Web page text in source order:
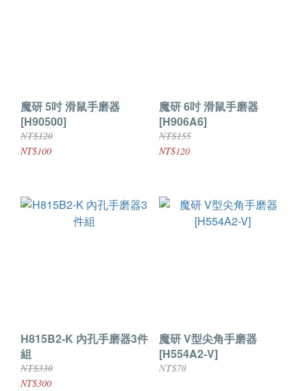
魔研 5吋 滑鼠手磨器
[H90500]
NT$120
NT$100
魔研 6吋 滑鼠手磨器
[H906A6]
NT$155
NT$120
H815B2-K 內孔手磨器3件
組
NT$330
NT$300
魔研 V型尖角手磨器
[H554A2-V]
NT$70